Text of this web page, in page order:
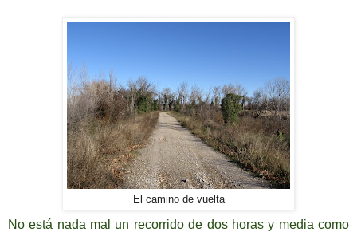
El camino de vuelta
No está nada mal un recorrido de dos horas y media como